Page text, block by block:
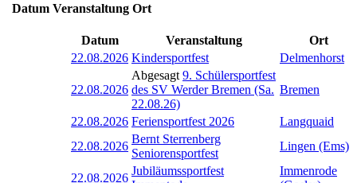
Datum Veranstaltung Ort
Datum Veranstaltung
Ort
22.08.2026 Kindersportfest Delmenhorst
22.08.2026
Abgesagt 9. Schülersportfest
des SV Werder Bremen (Sa.
22.08.26)
Bremen
22.08.2026 Feriensportfest 2026
Langquaid
22.08.2026
Bernt Sterrenberg
Seniorensportfest
Lingen (Ems)
22.08.2026
Jubiläumssportfest
Immenrode